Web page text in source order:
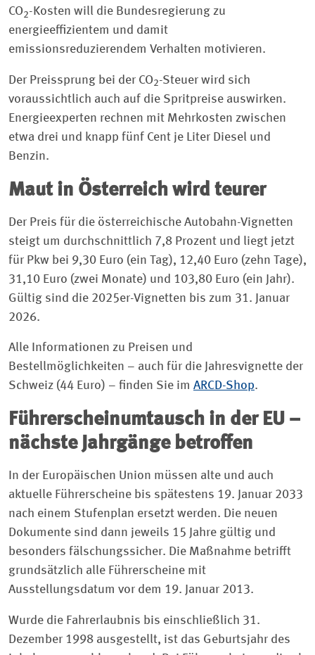
CO2-Kosten will die Bundesregierung zu
energieeffizientem und damit
emissionsreduzierendem Verhalten motivieren.
Der Preissprung bei der CO2-Steuer wird sich
voraussichtlich auch auf die Spritpreise auswirken.
Energieexperten rechnen mit Mehrkosten zwischen
etwa drei und knapp fünf Cent je Liter Diesel und
Benzin.
Maut in Österreich wird teurer
Der Preis für die österreichische Autobahn-Vignetten
steigt um durchschnittlich 7,8 Prozent und liegt jetzt
für Pkw bei 9,30 Euro (ein Tag), 12,40 Euro (zehn Tage),
31,10 Euro (zwei Monate) und 103,80 Euro (ein Jahr).
Gültig sind die 2025er-Vignetten bis zum 31. Januar
2026.
Alle Informationen zu Preisen und
Bestellmöglichkeiten – auch für die Jahresvignette der
Schweiz (44 Euro) – finden Sie im ARCD-Shop.
Führerscheinumtausch in der EU –
nächste Jahrgänge betroffen
In der Europäischen Union müssen alte und auch
aktuelle Führerscheine bis spätestens 19. Januar 2033
nach einem Stufenplan ersetzt werden. Die neuen
Dokumente sind dann jeweils 15 Jahre gültig und
besonders fälschungssicher. Die Maßnahme betrifft
grundsätzlich alle Führerscheine mit
Ausstellungsdatum vor dem 19. Januar 2013.
Wurde die Fahrerlaubnis bis einschließlich 31.
Dezember 1998 ausgestellt, ist das Geburtsjahr des